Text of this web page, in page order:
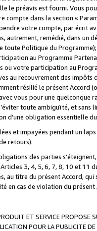
le préavis est fourni. Vous
compte dans la section «
votre compte, par écrit
autrement, remédié, dans
Politique du
au Programme
ou votre participation au
au recouvrement des impôts
résilié le présent
vous pour une quelconque
toute ambiguïté, et sans
d’une obligation essentielle
et impayées pendant un
retours).
des parties
3, 4, 5, 6, 7, 8, 10 et 11
au titre du présent Accord,
en cas de violation du
ET SERVICE
POUR LA PUBLICITE